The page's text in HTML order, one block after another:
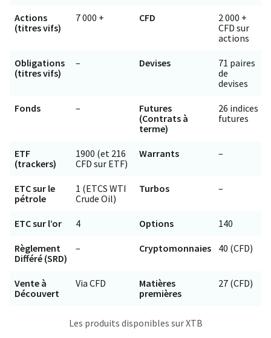
Actions
(titres vifs)
7 000 + CFD
2 000 +
CFD sur
actions
Obligations
(titres vifs)
– Devises
71 paires
de
devises
Fonds –
Futures
(Contrats à
terme)
26 indices
futures
ETF
(trackers)
1900 (et 216
CFD sur ETF)
Warrants –
ETC sur le
pétrole
1 (ETCS WTI
Crude Oil)
Turbos –
ETC sur l’or 4 Options 140
Règlement
Différé (SRD)
– Cryptomonnaies 40 (CFD)
Vente à
Découvert
Via CFD
Matières
premières
27 (CFD)
Les produits disponibles sur XTB